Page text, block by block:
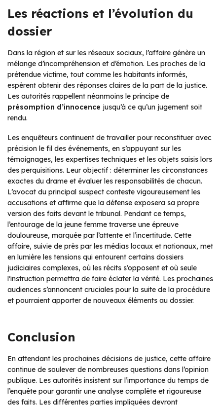
Les réactions et l’évolution du
dossier
Dans la région et sur les réseaux sociaux, l’affaire génère un
mélange d’incompréhension et d’émotion. Les proches de la
prétendue victime, tout comme les habitants informés,
espèrent obtenir des réponses claires de la part de la justice.
Les autorités rappellent néanmoins le principe de
présomption d’innocence jusqu’à ce qu’un jugement soit
rendu.
Les enquêteurs continuent de travailler pour reconstituer avec
précision le fil des événements, en s’appuyant sur les
témoignages, les expertises techniques et les objets saisis lors
des perquisitions. Leur objectif : déterminer les circonstances
exactes du drame et évaluer les responsabilités de chacun.
L’avocat du principal suspect conteste vigoureusement les
accusations et affirme que la défense exposera sa propre
version des faits devant le tribunal. Pendant ce temps,
l’entourage de la jeune femme traverse une épreuve
douloureuse, marquée par l’attente et l’incertitude. Cette
affaire, suivie de près par les médias locaux et nationaux, met
en lumière les tensions qui entourent certains dossiers
judiciaires complexes, où les récits s’opposent et où seule
l’instruction permettra de faire éclater la vérité. Les prochaines
audiences s’annoncent cruciales pour la suite de la procédure
et pourraient apporter de nouveaux éléments au dossier.
Conclusion
En attendant les prochaines décisions de justice, cette affaire
continue de soulever de nombreuses questions dans l’opinion
publique. Les autorités insistent sur l’importance du temps de
l’enquête pour garantir une analyse complète et rigoureuse
des faits. Les différentes parties impliquées devront